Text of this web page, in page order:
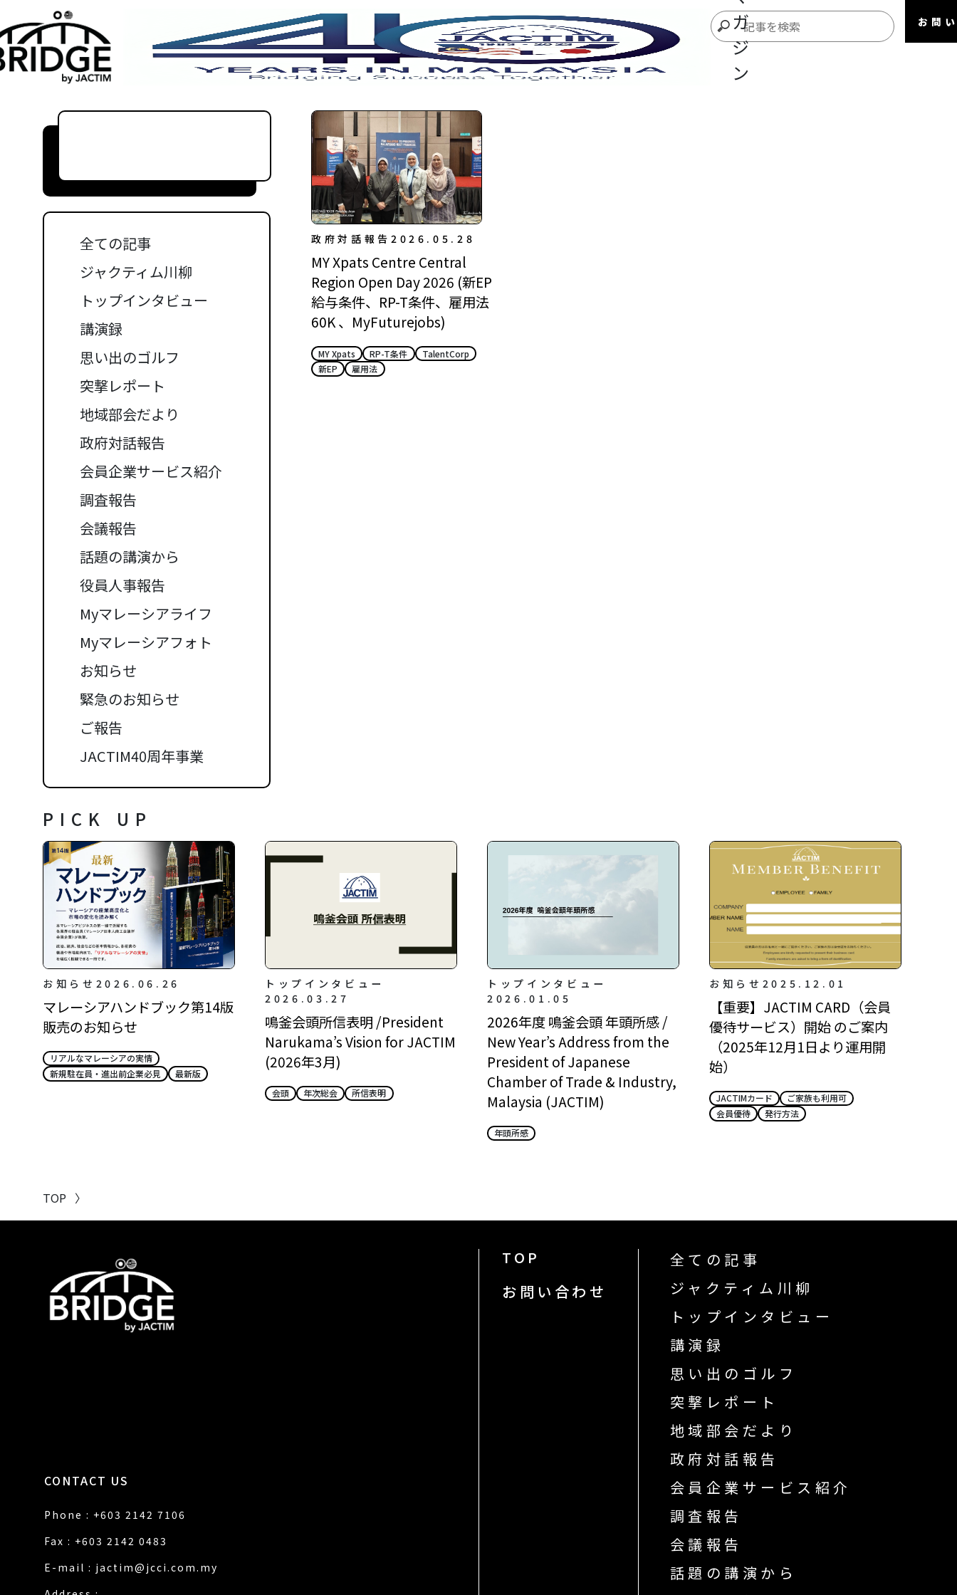
ガ
ジ
ン
お問
全ての記事
ジャクティム川柳
トップインタビュー
講演録
思い出のゴルフ
突撃レポート
地域部会だより
政府対話報告
会員企業サービス紹介
調査報告
会議報告
話題の講演から
役員人事報告
Myマレーシアライフ
Myマレーシアフォト
お知らせ
緊急のお知らせ
ご報告
JACTIM40周年事業
政府対話報告 2026.05.28
MY Xpats Centre Central
Region Open Day 2026 (新EP
給与条件、RP-T条件、雇用法
60K 、MyFuturejobs)
MY Xpats RP-T条件
TalentCorp
新EP
雇用法
PICK UP
お知らせ 2026.06.26
マレーシアハンドブック第14版
販売のお知らせ
リアルなマレーシアの実情
新規駐在員・進出前企業必見
最新版
トップインタビュー
2026.03.27
鳴釜会頭所信表明 /President
Narukama’s Vision for JACTIM
(2026年3月)
会頭 年次総会 所信表明
トップインタビュー
2026.01.05
2026年度 鳴釜会頭 年頭所感 /
New Year’s Address from the
President of Japanese
Chamber of Trade & Industry,
Malaysia (JACTIM)
年頭所感
お知らせ 2025.12.01
【重要】JACTIM CARD（会員
優待サービス）開始 のご案内
（2025年12月1日より運用開
始）
JACTIMカード
ご家族も利用可
会員優待
発行方法
TOP 〉
CONTACT US
Phone : +603 2142 7106
Fax : +603 2142 0483
E-mail : jactim@jcci.com.my
TOP
お問い合わせ
全ての記事
ジャクティム川柳
トップインタビュー
講演録
思い出のゴルフ
突撃レポート
地域部会だより
政府対話報告
会員企業サービス紹介
調査報告
会議報告
話題の講演から